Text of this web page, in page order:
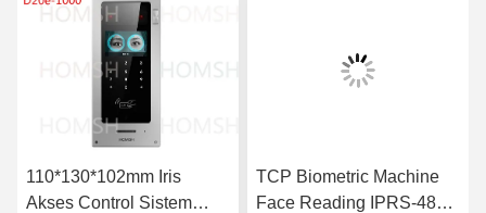
110*130*102mm Iris
Akses Control Sistem
TCP Biometric Machine
Face Reading IPRS-485